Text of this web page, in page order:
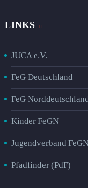
LINKS
JUCA e.V.
FeG Deutschland
FeG
Kinder FeGN
Jugendverband
Pfadfinder (PdF)